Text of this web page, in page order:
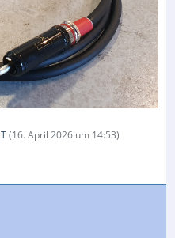
(16. April 2026 um 14:53)